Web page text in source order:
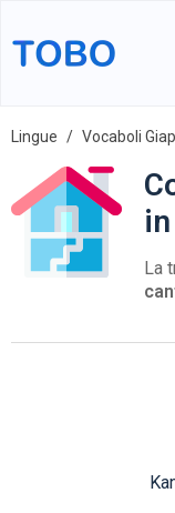
Lingue Vocaboli
La